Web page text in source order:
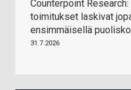
Counterpoint
toimitukset laskivat
ensimmäisellä
31.7.2026